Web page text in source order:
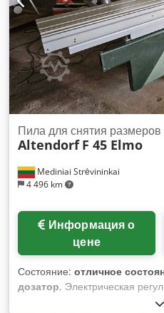
Mediniai Strėvininkai
4 496 km
Пила для снятия размеров
Altendorf F 45 Elmo
цене
Состояние: отличное
дозатор, Электрическая
подрезной диск. Вы можете